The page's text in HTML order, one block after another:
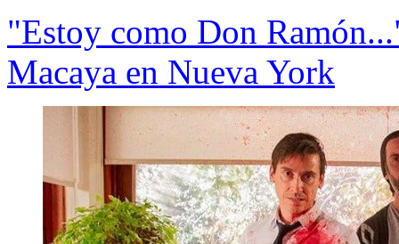
"Estoy como Don
Macaya en Nueva York